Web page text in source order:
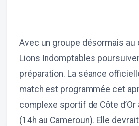
Avec un groupe désormais au
Lions Indomptables
préparation. La séance
match est programmée cet
complexe sportif de Côte d’Or
(14h au Cameroun). Elle